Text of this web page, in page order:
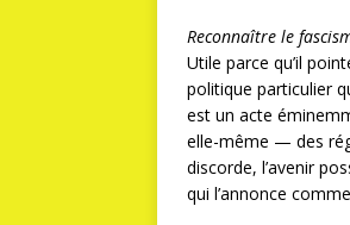
Reconnaître le
Utile parce qu’il
politique particulier
est un acte
elle-même — des
discorde, l’avenir
qui l’annonce